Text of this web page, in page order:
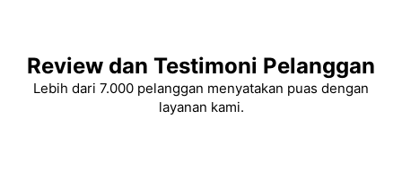
Review dan Testimoni Pelanggan
Lebih dari 7.000 pelanggan menyatakan puas dengan
layanan kami.